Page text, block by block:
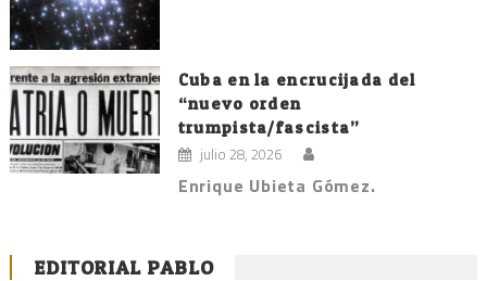
Cuba en la encrucijada del
“nuevo orden
trumpista/fascista”
julio 28, 2026
Enrique Ubieta Gómez.
EDITORIAL PABLO